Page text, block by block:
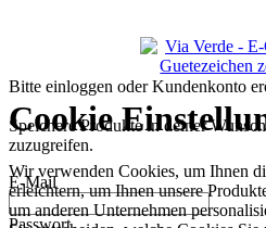
Cookie
Wir verwenden Cookies, um Ihnen
erleichtern, um Ihnen unsere
um anderen Unternehmen
Bitte einloggen oder Kundenkonto
Speichere Produkte in deiner
zuzugreifen.
E-Mail
Passwort